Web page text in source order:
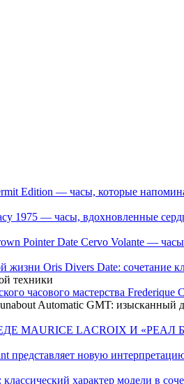
Edition — часы, которые
1975 — часы, вдохновленные
Pointer Date Cervo Volante —
Oris Divers Date: сочетание
техники
Frederique
Automatic GMT: изысканный
MAURICE LACROIX И
представляет новую
классический характер модели в